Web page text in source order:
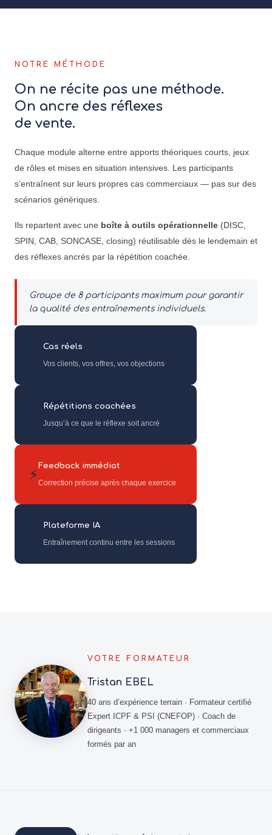
NOTRE MÉTHODE
On ne récite pas une méthode.
On ancre des réflexes
de vente.
Chaque module alterne entre apports théoriques courts, jeux
de rôles et mises en situation intensives. Les participants
s’entraînent sur leurs propres cas commerciaux — pas sur des
scénarios génériques.
Ils repartent avec une boîte à outils opérationnelle (DISC,
SPIN, CAB, SONCASE, closing) réutilisable dès le lendemain et
des réflexes ancrés par la répétition coachée.
Groupe de 8 participants maximum pour garantir
la qualité des entraînements individuels.
Cas réels
Vos clients, vos offres, vos objections
Répétitions coachées
Jusqu’à ce que le réflexe soit ancré
⚡
Feedback immédiat
Correction précise après chaque exercice
Plateforme IA
Entraînement continu entre les sessions
VOTRE FORMATEUR
Tristan EBEL
40 ans d’expérience terrain · Formateur certifié
Expert ICPF & PSI (CNEFOP) · Coach de
dirigeants · +1 000 managers et commerciaux
formés par an